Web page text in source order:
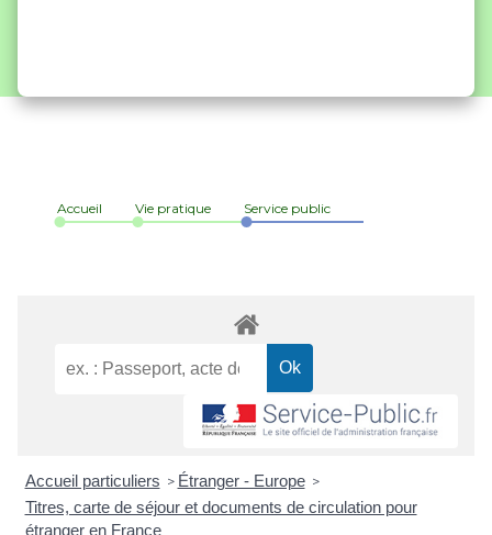
Accueil Vie pratique Service public
Accueil particuliers > Étranger - Europe >
Titres, carte de séjour et documents de circulation pour
étranger en France